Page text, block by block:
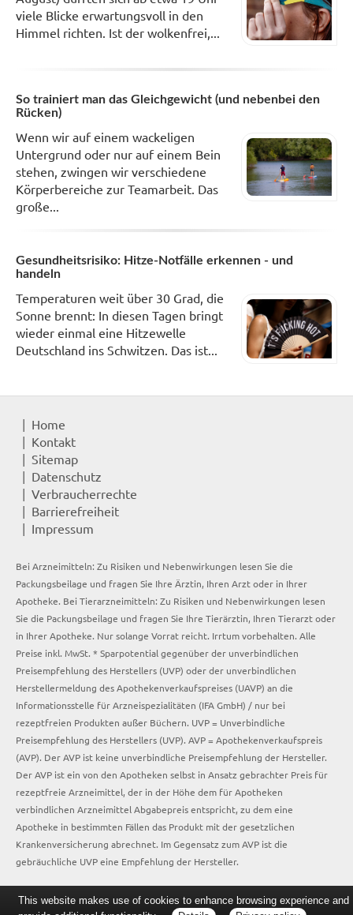
viele Blicke erwartungsvoll in den
Himmel richten. Ist der wolkenfrei,...
So trainiert man das Gleichgewicht (und nebenbei den
Rücken)
Wenn wir auf einem wackeligen
Untergrund oder nur auf einem Bein
stehen, zwingen wir verschiedene
Körperbereiche zur Teamarbeit. Das
große...
Gesundheitsrisiko: Hitze-Notfälle erkennen - und
handeln
Temperaturen weit über 30 Grad, die
Sonne brennt: In diesen Tagen bringt
wieder einmal eine Hitzewelle
Deutschland ins Schwitzen. Das ist...
Home
Kontakt
Sitemap
Datenschutz
Verbraucherrechte
Barrierefreiheit
Impressum
Bei Arzneimitteln: Zu Risiken und Nebenwirkungen lesen Sie die
Packungsbeilage und fragen Sie Ihre Ärztin, Ihren Arzt oder in Ihrer
Apotheke. Bei Tierarzneimitteln: Zu Risiken und Nebenwirkungen lesen
Sie die Packungsbeilage und fragen Sie Ihre Tierärztin, Ihren Tierarzt oder
in Ihrer Apotheke. Nur solange Vorrat reicht. Irrtum vorbehalten. Alle
Preise inkl. MwSt. * Sparpotential gegenüber der unverbindlichen
Preisempfehlung des Herstellers (UVP) oder der unverbindlichen
Herstellermeldung des Apothekenverkaufspreises (UAVP) an die
Informationsstelle für Arzneispezialitäten (IFA GmbH) / nur bei
rezeptfreien Produkten außer Büchern. UVP = Unverbindliche
Preisempfehlung des Herstellers (UVP). AVP = Apothekenverkaufspreis
(AVP). Der AVP ist keine unverbindliche Preisempfehlung der Hersteller.
Der AVP ist ein von den Apotheken selbst in Ansatz gebrachter Preis für
rezeptfreie Arzneimittel, der in der Höhe dem für Apotheken
verbindlichen Arzneimittel Abgabepreis entspricht, zu dem eine
Apotheke in bestimmten Fällen das Produkt mit der gesetzlichen
Krankenversicherung abrechnet. Im Gegensatz zum AVP ist die
gebräuchliche UVP eine Empfehlung der Hersteller.
This website makes use of cookies to enhance browsing experience and